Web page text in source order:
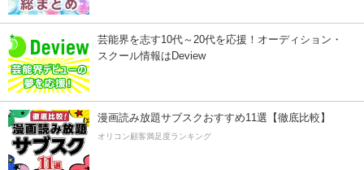
芸能界を志す10代～20代を応援！オーディション・
スクール情報はDeview
漫画読み放題サブスクおすすめ11選【徹底比較】
オリコン顧客満足度ランキング